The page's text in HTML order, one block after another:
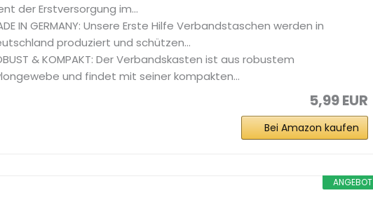
der Erstversorgung im...
IN GERMANY: Unsere Erste Hilfe Verbandstaschen werden in
produziert und schützen...
& KOMPAKT: Der Verbandskasten ist aus robustem
und findet mit seiner kompakten...
5,99 EUR
Bei Amazon kaufen
ANGEBOT